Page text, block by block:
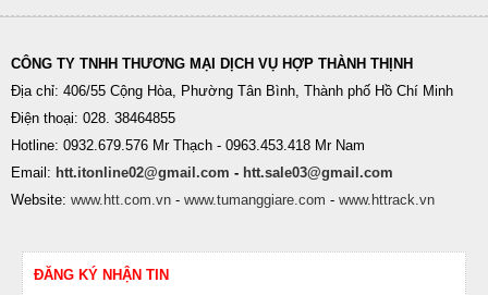
CÔNG TY TNHH THƯƠNG MẠI DỊCH VỤ HỢP THÀNH THỊNH
Địa chỉ: 406/55 Cộng Hòa, Phường Tân Bình, Thành phố Hồ Chí Minh
Điện thoại: 028. 38464855
Hotline: 0932.679.576 Mr Thạch - 0963.453.418 Mr Nam
Email: htt.itonline02@gmail.com - htt.sale03@gmail.com
Website: www.htt.com.vn - www.tumanggiare.com - www.httrack.vn
ĐĂNG KÝ NHẬN TIN